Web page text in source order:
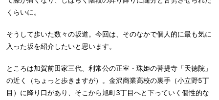
くらいに。
そうして歩いた数々の坂道。今回は、そのなかで個人的に最も気に
入った坂を紹介したいと思います。
ところは加賀前田家三代、利常公の正室・珠姫の菩提寺「天徳院」
の近く（ちょっと歩きますが）。金沢商業高校の裏手（小立野5丁
目）に降り口があり、そこから旭町3丁目へと下っていく個性的な